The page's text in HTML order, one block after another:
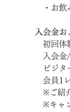
・お飲
入会金
初回体
入会金/
ビジタ
会員1レ
※ご紹
※キャン